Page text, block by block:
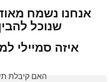
אנחנו נשמח
שנוכל
איזה סמיילי
האם קיבלת